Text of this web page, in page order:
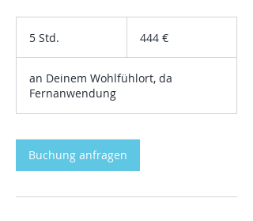
5 Std.
d
.
444 €
an Deinem Wohlfühlort, da
Fernanwendung
Buchung anfragen